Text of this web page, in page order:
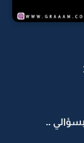
بسؤالي ..